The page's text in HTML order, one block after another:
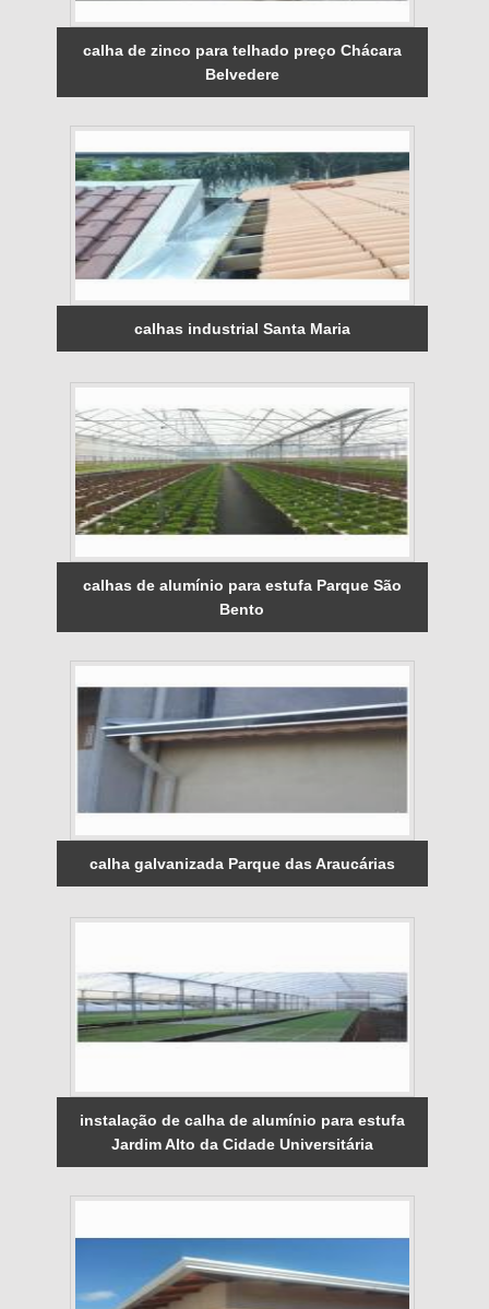
calha de zinco para telhado preço Chácara
Belvedere
calhas industrial Santa Maria
calhas de alumínio para estufa Parque São
Bento
calha galvanizada Parque das Araucárias
instalação de calha de alumínio para estufa
Jardim Alto da Cidade Universitária